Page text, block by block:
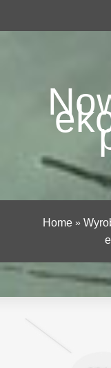
Home »